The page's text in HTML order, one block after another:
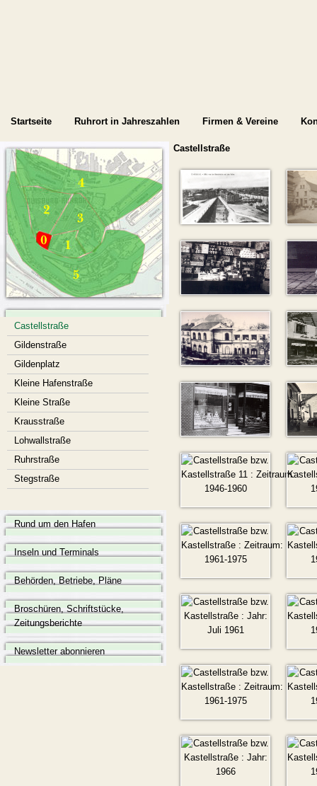
Startseite Ruhrort in Jahreszahlen Firmen & Vereine
Castellstraße
Gildenstraße
Gildenplatz
Kleine Hafenstraße
Kleine Straße
Krausstraße
Lohwallstraße
Ruhrstraße
Stegstraße
Rund um den Hafen
Inseln und Terminals
Behörden, Betriebe, Pläne
Broschüren, Schriftstücke,
Zeitungsberichte
Newsletter abonnieren
Castellstraße